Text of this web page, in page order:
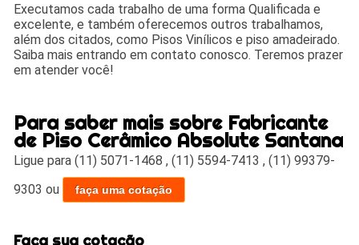
Executamos cada trabalho de uma forma Qualificada e
excelente, e também oferecemos outros trabalhamos,
além dos citados, como Pisos Vinílicos e piso amadeirado.
Saiba mais entrando em contato conosco. Teremos prazer
em atender você!
Para saber mais sobre Fabricante
de Piso Cerâmico Absolute Santana
Ligue para(11) 5071-1468 ,(11) 5594-7413 ,(11) 99379-
9303 ou faça uma cotação
Faça sua cotação